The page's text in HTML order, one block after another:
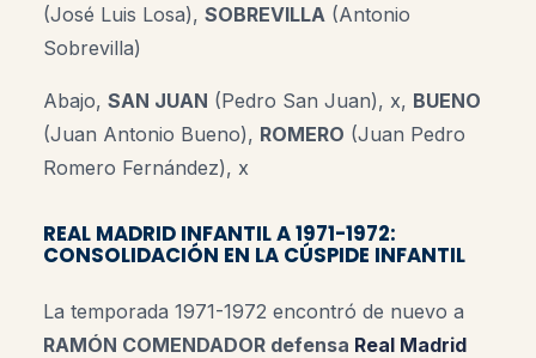
(José Luis Losa), SOBREVILLA (Antonio
Sobrevilla)
Abajo, SAN JUAN (Pedro San Juan), x, BUENO
(Juan Antonio Bueno), ROMERO (Juan Pedro
Romero Fernández), x
REAL MADRID INFANTIL A 1971-1972:
CONSOLIDACIÓN EN LA CÚSPIDE INFANTIL
La temporada 1971-1972 encontró de nuevo a
RAMÓN COMENDADOR defensa Real Madrid